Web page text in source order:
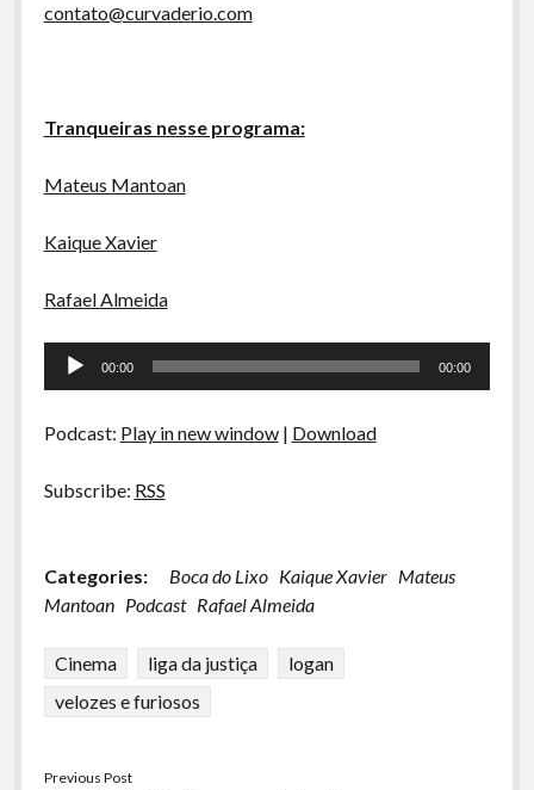
contato@curvaderio.com
Tranqueiras nesse programa:
Mateus Mantoan
Kaique Xavier
Rafael Almeida
Tocador
00:00 00:00
Podcast: Play in new window| Download
Subscribe: RSS
Categories: Boca do Lixo Kaique Xavier Mateus
Mantoan Podcast Rafael Almeida
Cinema liga da justiça
logan
velozes e furiosos
Previous Post